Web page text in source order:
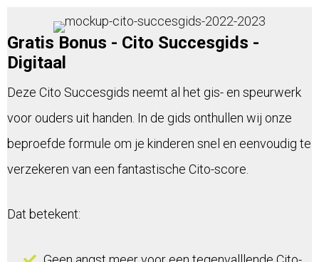
Gratis Bonus - Cito Succesgids -
Digitaal
Deze Cito Succesgids neemt al het gis- en speurwerk
voor ouders uit handen. In de gids onthullen wij onze
beproefde formule om je kinderen snel en eenvoudig te
verzekeren van een fantastische Cito-score.
Dat betekent: